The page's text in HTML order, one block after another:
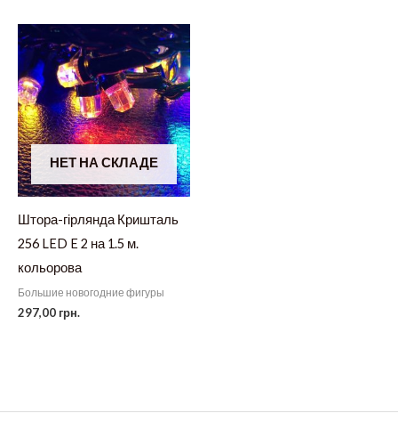
НЕТ НА СКЛАДЕ
Штора-гірлянда Кришталь
256 LED E 2 на 1.5 м.
кольорова
Большие новогодние фигуры
297,00 грн.